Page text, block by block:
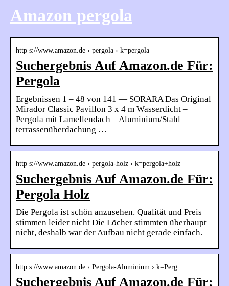
Amazon pergola
http s://www.amazon.de › pergola › k=pergola
Suchergebnis Auf Amazon.de Für:
Pergola
Ergebnissen 1 – 48 von 141 — SORARA Das Original
Mirador Classic Pavillon 3 x 4 m Wasserdicht –
Pergola mit Lamellendach – Aluminium/Stahl
terrassenüberdachung …
http s://www.amazon.de › pergola-holz › k=pergola+holz
Suchergebnis Auf Amazon.de Für:
Pergola Holz
Die Pergola ist schön anzusehen. Qualität und Preis
stimmen leider nicht Die Löcher stimmten überhaupt
nicht, deshalb war der Aufbau nicht gerade einfach.
http s://www.amazon.de › Pergola-Aluminium › k=Perg…
Suchergebnis Auf Amazon.de Für: